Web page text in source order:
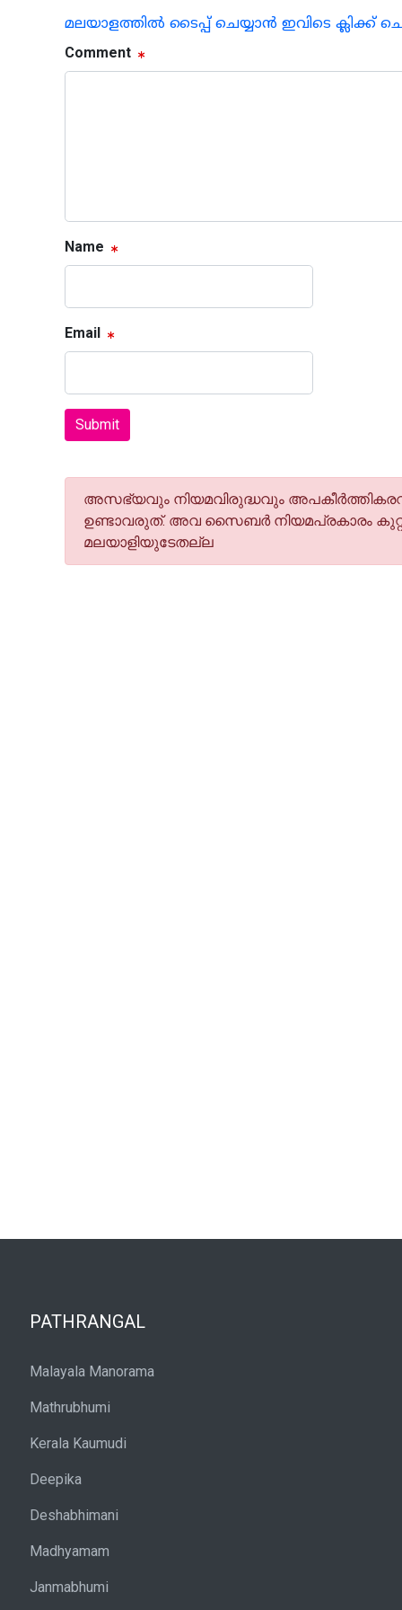
മലയാളത്തില്‍ ടൈപ്പ് ചെയ്യാന്‍ ഇവിടെ ക്ലിക്ക്
Comment
Name
Email
Submit
അസഭ്യവും നിയമവിരുദ്ധവും
ഉണ്ടാവരുത്. അവ സൈബര്‍ നിയമപ്രകാരം
മലയാളിയുടേതല്ല
PATHRANGAL
Malayala Manorama
Mathrubhumi
Kerala Kaumudi
Deepika
Deshabhimani
Madhyamam
Janmabhumi